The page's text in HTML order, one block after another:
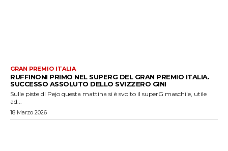
GRAN PREMIO ITALIA
RUFFINONI PRIMO NEL SUPERG DEL GRAN PREMIO ITALIA.
SUCCESSO ASSOLUTO DELLO SVIZZERO GINI
Sulle piste di Pejo questa mattina si è svolto il superG maschile, utile
ad...
18 Marzo 2026